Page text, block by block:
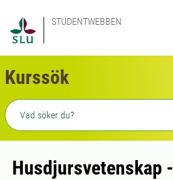
STUDENTWEBBEN
Kurssök
Fritext sökning
Husdjursvetenskap -